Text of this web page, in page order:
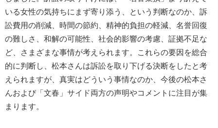
いる女性の気持ちにまず寄り添う、という判断なのか、訴
訟費用の削減、時間の節約、精神的負担の軽減、名誉回復
の難しさ、和解の可能性、社会的影響の考慮、証拠不足な
ど、さまざまな事情が考えられます。これらの要因を総合
的に判断し、松本さんは訴訟を取り下げる決断をしたと考
えられますが、真実はどういう事情なのか、今後の松本さ
んおよび「文春」サイド両方の声明やコメントに注目が集
まります。